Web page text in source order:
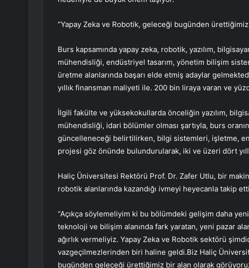
“Yapay Zeka ve Robotik, geleceği bugünden
Burs kapsamında yapay zeka, robotik, yazılım,
mühendisliği, endüstriyel tasarım, yönetim bilişim
üretme alanlarında başarı elde etmiş adaylar
yıllık finansman maliyeti ile. 200 bin liraya varan ve
İlgili fakülte ve yüksekokullarda önceliğin yazılım,
mühendisliği, idari bölümler olması şartıyla, burs
güncelleneceği belirtilirken, bilgi sistemleri, işletme,
projesi göz önünde bulundurularak, iki ve üzeri dört
Haliç Üniversitesi Rektörü Prof. Dr. Zafer Utlu, bir
robotik alanlarında kazandığı ivmeyi heyecanla takip
“Açıkça söylemeliyim ki bu bölümdeki gelişim daha
teknoloji ve bilişim alanında fark yaratan, yeni pazar
ağırlık vermeliyiz. Yapay Zeka ve Robotik sektörü
vazgeçilmezlerinden biri haline geldi.Biz Haliç
bugünden geleceği ürettiğimiz bir alan olarak